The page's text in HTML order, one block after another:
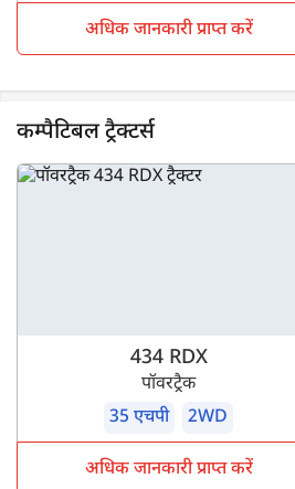
अधिक जानकारी प्राप्त करें
कम्पैटिबल ट्रैक्टर्स
434 RDX
पॉवरट्रैक
35 एचपी
2WD
अधिक जानकारी प्राप्त करें